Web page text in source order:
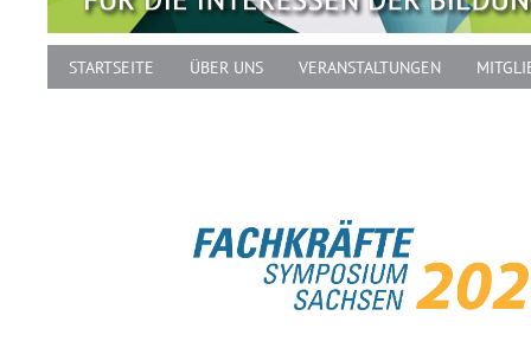
STARTSEITE ÜBER UNS VERANSTALTUNGEN